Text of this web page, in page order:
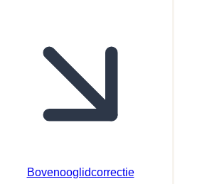
Bovenooglidcorrectie